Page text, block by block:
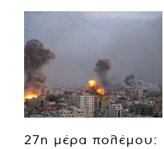
27η μέρα πολέμου: